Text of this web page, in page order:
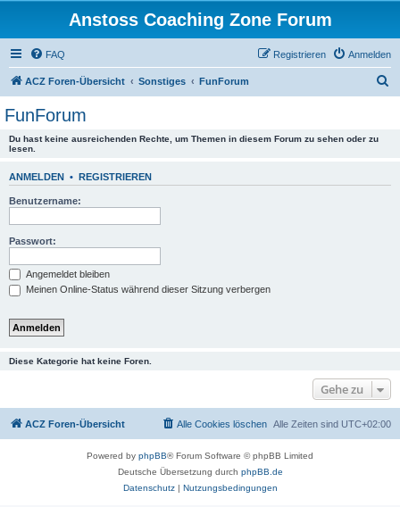
Anstoss Coaching Zone Forum
FAQ Anmelden
Registrieren
ACZ Foren-Übersicht Sonstiges FunForum
FunForum
Du hast keine ausreichenden Rechte, um Themen in diesem Forum zu sehen oder zu
lesen.
ANMELDEN • REGISTRIEREN
Benutzername:
Passwort:
Angemeldet bleiben
Meinen Online-Status während dieser Sitzung verbergen
Diese Kategorie hat keine Foren.
Gehe zu
ACZ Foren-Übersicht Alle Zeiten sind UTC+02:00
Alle Cookies löschen
Powered by phpBB® Forum Software © phpBB Limited
Deutsche Übersetzung durch phpBB.de
Datenschutz| Nutzungsbedingungen